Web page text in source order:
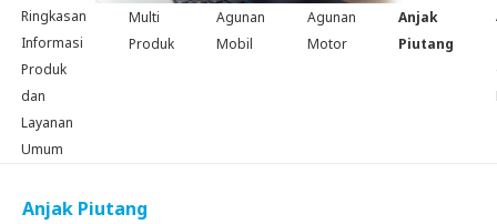
Ringkasan
Informasi
Produk
dan
Layanan
Umum
Multi
Produk
Agunan
Mobil
Agunan
Motor
Anjak
Piutang
Anjak Piutang